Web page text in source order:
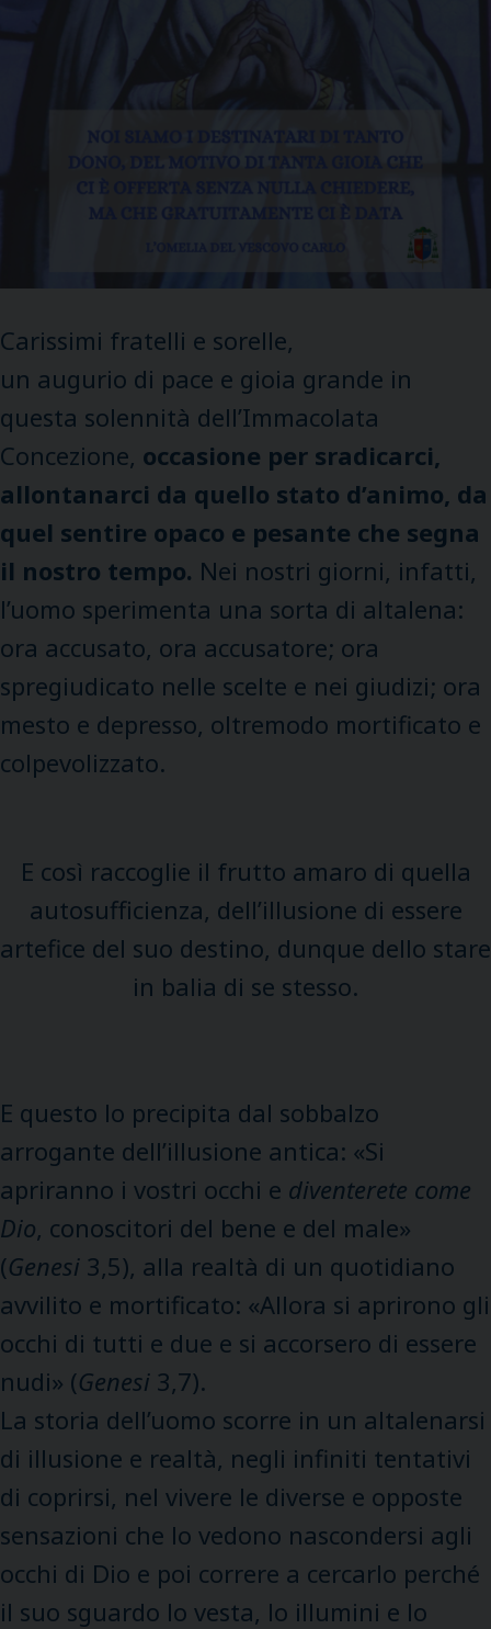
Carissimi fratelli e sorelle,
un augurio di pace e gioia grande in
questa solennità dell’Immacolata
Concezione, occasione per sradicarci,
allontanarci da quello stato d’animo, da
quel sentire opaco e pesante che segna
il nostro tempo. Nei nostri giorni, infatti,
l’uomo sperimenta una sorta di altalena:
ora accusato, ora accusatore; ora
spregiudicato nelle scelte e nei giudizi; ora
mesto e depresso, oltremodo mortificato e
colpevolizzato.
E così raccoglie il frutto amaro di quella
autosufficienza, dell’illusione di essere
artefice del suo destino, dunque dello stare
in balia di se stesso.
E questo lo precipita dal sobbalzo
arrogante dell’illusione antica: «Si
apriranno i vostri occhi e diventerete come
Dio, conoscitori del bene e del male»
(Genesi 3,5), alla realtà di un quotidiano
avvilito e mortificato: «Allora si aprirono gli
occhi di tutti e due e si accorsero di essere
nudi» (Genesi 3,7).
La storia dell’uomo scorre in un altalenarsi
di illusione e realtà, negli infiniti tentativi
di coprirsi, nel vivere le diverse e opposte
sensazioni che lo vedono nascondersi agli
occhi di Dio e poi correre a cercarlo perché
il suo sguardo lo vesta, lo illumini e lo